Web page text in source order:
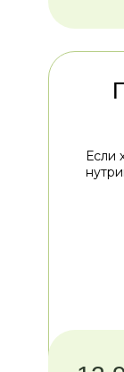
Если